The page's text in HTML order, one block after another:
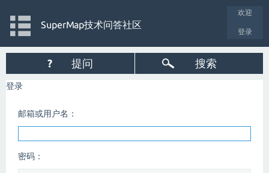
欢迎
登录
SuperMap技术问答社区
? 提问 搜索
登录
邮箱或用户名：
密码：